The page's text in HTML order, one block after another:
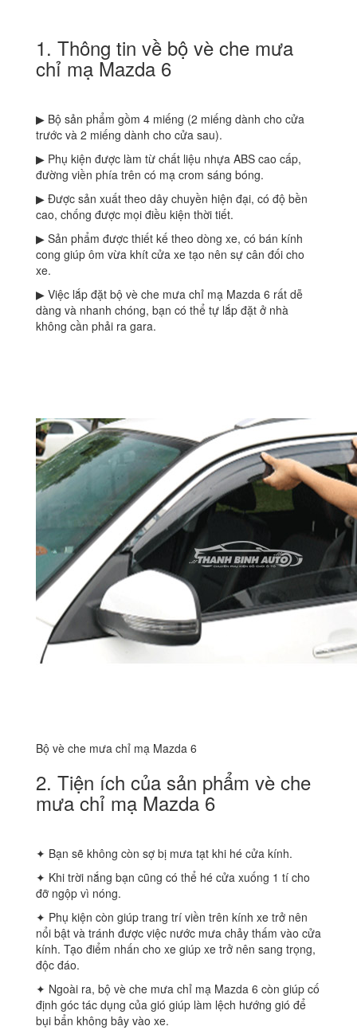
1. Thông tin về bộ vè che mưa
chỉ mạ Mazda 6
▶ Bộ sản phẩm gồm 4 miếng (2 miếng dành cho cửa
trước và 2 miếng dành cho cửa sau).
▶ Phụ kiện được làm từ chất liệu nhựa ABS cao cấp,
đường viền phía trên có mạ crom sáng bóng.
▶ Được sản xuất theo dây chuyền hiện đại, có độ bền
cao, chống được mọi điều kiện thời tiết.
▶ Sản phẩm được thiết kế theo dòng xe, có bán kính
cong giúp ôm vừa khít cửa xe tạo nên sự cân đối cho
xe.
▶ Việc lắp đặt bộ vè che mưa chỉ mạ Mazda 6 rất dễ
dàng và nhanh chóng, bạn có thể tự lắp đặt ở nhà
không cần phải ra gara.
Bộ vè che mưa chỉ mạ Mazda 6
2. Tiện ích của sản phẩm vè che
mưa chỉ mạ Mazda 6
✦ Bạn sẽ không còn sợ bị mưa tạt khi hé cửa kính.
✦ Khi trời nắng bạn cũng có thể hé cửa xuống 1 tí cho
đỡ ngộp vì nóng.
✦ Phụ kiện còn giúp trang trí viền trên kính xe trở nên
nổi bật và tránh được việc nước mưa chảy thấm vào cửa
kính. Tạo điểm nhấn cho xe giúp xe trở nên sang trọng,
độc đáo.
✦ Ngoài ra, bộ vè che mưa chỉ mạ Mazda 6 còn giúp cố
định góc tác dụng của gió giúp làm lệch hướng gió để
bụi bẩn không bây vào xe.